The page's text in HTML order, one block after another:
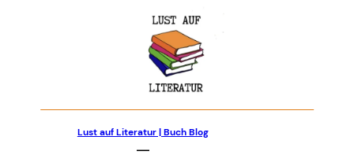
Lust auf Literatur | Buch Blog